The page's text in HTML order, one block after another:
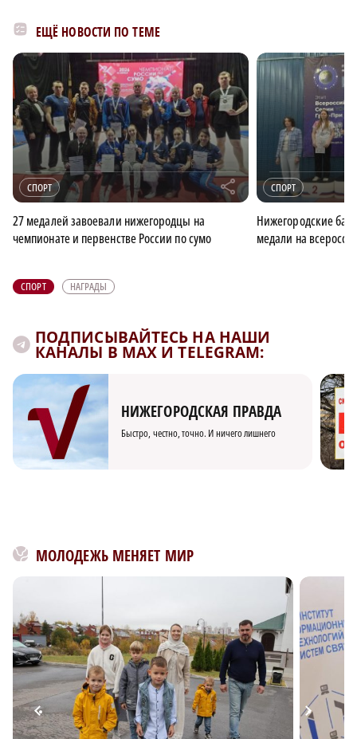
ЕЩЁ НОВОСТИ ПО ТЕМЕ
СПОРТ r
27 медалей завоевали нижегородцы на
чемпионате и первенстве России по сумо
СПОРТ
Нижегородские
медали на
СПОРТ НАГРАДЫ
ПОДПИСЫВАЙТЕСЬ НА НАШИ
КАНАЛЫ В MAX И TELEGRAM:
НИЖЕГОРОДСКАЯ ПРАВДА
Быстро, честно, точно. И ничего лишнего
МОЛОДЕЖЬ МЕНЯЕТ МИР